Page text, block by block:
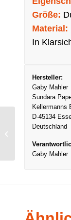
Größe:
Material:
In
Hersteller:
Gaby Mahler
Sundara
Kellermanns
D-45134
Deutschland
Gaby Mahler
Fingerring Round